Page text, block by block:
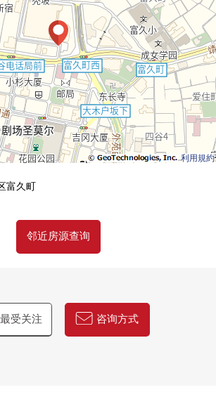
(部分收费)
，上部休息室
类型)，Sky休息室
音房
Room，贵宾室(2个类型)
书籍咖啡厅，妈妈休息室，小孩休息
利用規約
富久町
邻近房源查询
最受关注 咨询方式